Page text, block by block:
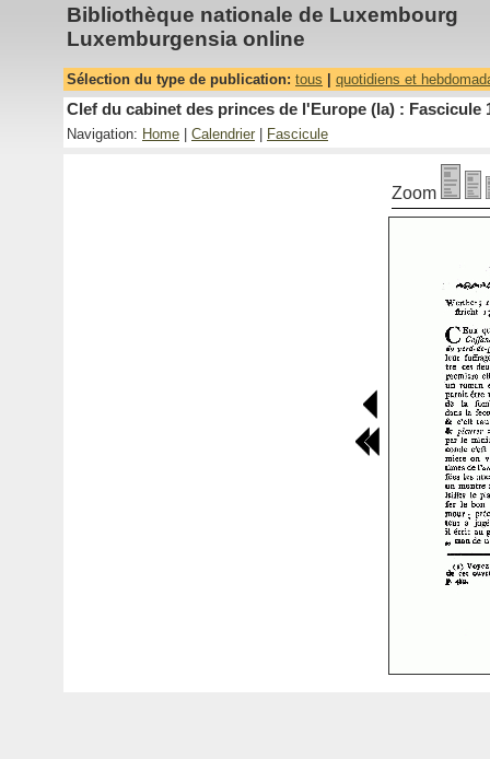
Bibliothèque nationale de Luxembourg
Luxemburgensia online
Sélection du type de publication: tous quotidiens et
Clef du cabinet des princes de l'Europe (la) : Fascicule
Navigation: Home Calendrier Fascicule
Zoom